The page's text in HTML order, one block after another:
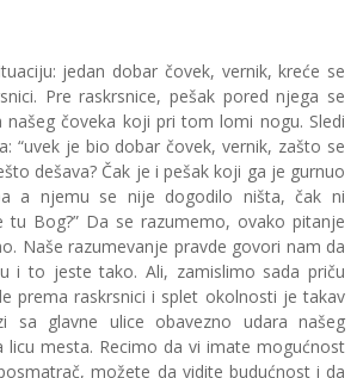
jedan dobar čovek, vernik, kreće se
Pre raskrsnice, pešak pored njega se
našeg čoveka koji pri tom lomi nogu. Sledi
“uvek je bio dobar čovek, vernik, zašto se
dešava? Čak je i pešak koji ga je gurnuo
a njemu se nije dogodilo ništa, čak ni
tu Bog?” Da se razumemo, ovako pitanje
Naše razumevanje pravde govori nam da
i to jeste tako. Ali, zamislimo sada priču
prema raskrsnici i splet okolnosti je takav
sa glavne ulice obavezno udara našeg
licu mesta. Recimo da vi imate mogućnost
možete da vidite budućnost i da